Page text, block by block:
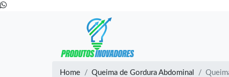
Home Queima de Gordura Abdominal